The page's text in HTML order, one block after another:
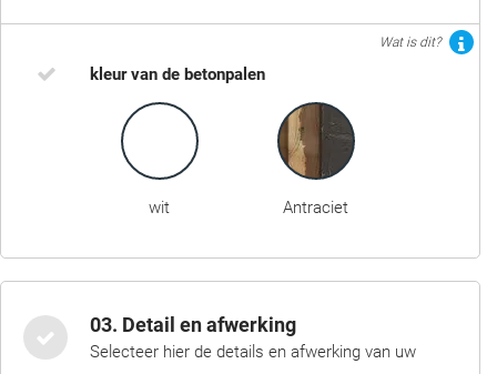
Wat is dit?
kleur van de betonpalen
wit Antraciet
03. Detail en afwerking
Selecteer hier de details en afwerking van uw